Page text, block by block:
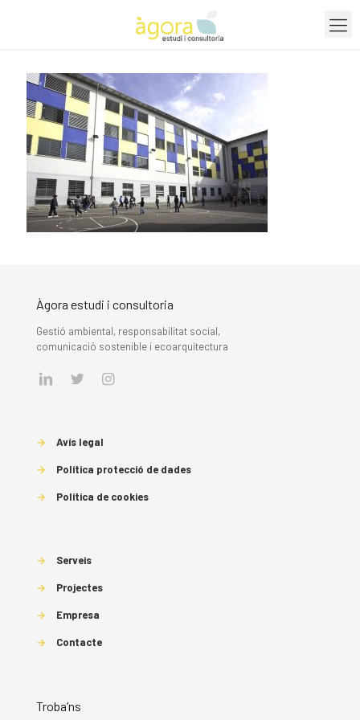
Àgora estudi i consultoria
Gestió ambiental, responsabilitat social,
comunicació sostenible i ecoarquitectura
→ Avís legal
→ Política protecció de dades
→ Política de cookies
→ Serveis
→ Projectes
→ Empresa
→ Contacte
Troba’ns